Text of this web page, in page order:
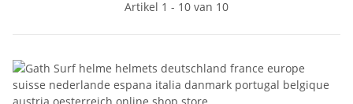
Artikel 1 - 10 van 10